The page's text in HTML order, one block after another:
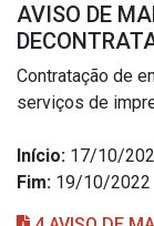
AVISO DE
Contratação de
serviços de
Início: 17/10/
Fim: 19/10/2022